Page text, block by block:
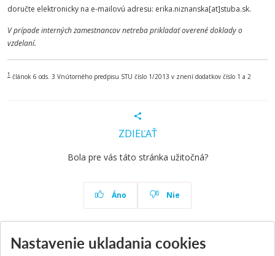
doručte elektronicky na e-mailovú adresu: erika.niznanska[at]stuba.sk.
V prípade interných zamestnancov netreba prikladať overené doklady o
vzdelaní.
1 článok 6 ods. 3 Vnútorného predpisu STU číslo 1/2013 v znení dodatkov číslo 1 a 2
ZDIEĽAŤ
Bola pre vás táto stránka užitočná?
Áno Nie
Nastavenie ukladania cookies